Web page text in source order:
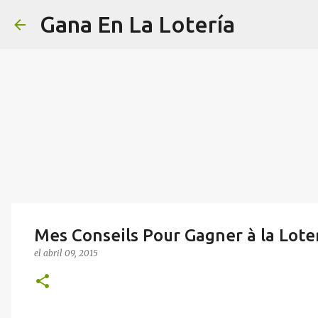
Gana En La Lotería
Mes Conseils Pour Gagner à la
el abril 09, 2015